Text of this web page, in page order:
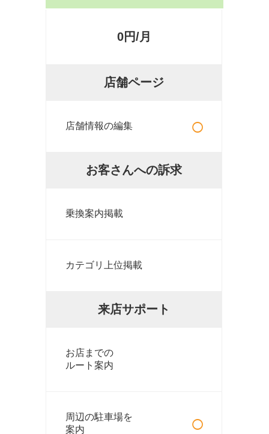
0円/月
店舗ページ
店舗情報の編集 ○
お客さんへの訴求
乗換案内掲載
カテゴリ上位掲載
来店サポート
お店までの
ルート案内
周辺の駐車場を
案内
○